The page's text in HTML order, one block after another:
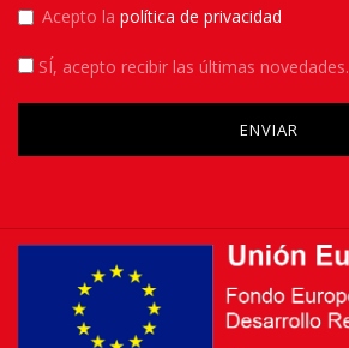
Acepto la política de privacidad
SÍ, acepto recibir las últimas novedades.
Please leave this field empty.